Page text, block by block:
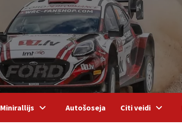
Minirallijs Autošoseja Citi veidi